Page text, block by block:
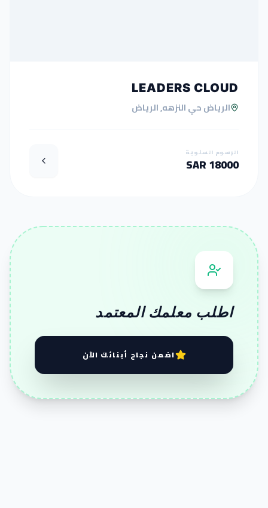
LEADERS CLOUD
الرياض حي النزهه, الرياض
الرسوم السنوية
18000 SAR
اطلب معلمك المعتمد
اضمن نجاح أبنائك الآن